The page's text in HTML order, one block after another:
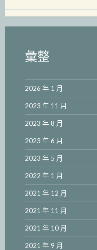
彙整
2026 年 1 月
2023 年 11 月
2023 年 8 月
2023 年 6 月
2023 年 5 月
2022 年 1 月
2021 年 12 月
2021 年 11 月
2021 年 10 月
2021 年 9 月